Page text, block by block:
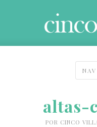
altas-
POR CINCO